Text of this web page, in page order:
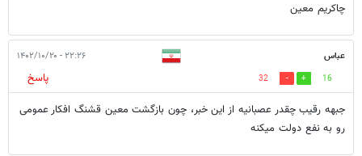
چاکریم معین
عباس ۲۲:۲۶ - ۱۴۰۲/۱۰/۲۰
16
32
پاسخ
جبهه رقیب چقدر عصبانیه از این خبر، چون بازگشت معین قشنگ افکار عمومی
رو به نفع دولت میکنه